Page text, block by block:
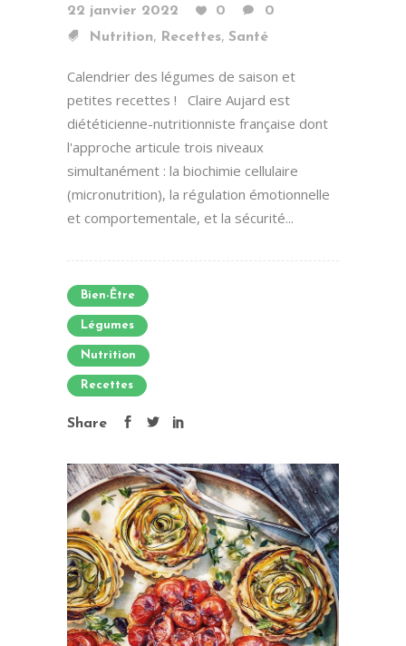
22 janvier 2022 0
0
Nutrition, Recettes, Santé
Calendrier des légumes de saison et
petites recettes ! Claire Aujard est
diététicienne-nutritionniste française dont
l'approche articule trois niveaux
simultanément : la biochimie cellulaire
(micronutrition), la régulation émotionnelle
et comportementale, et la sécurité...
Bien-Être
Légumes
Nutrition
Recettes
Share